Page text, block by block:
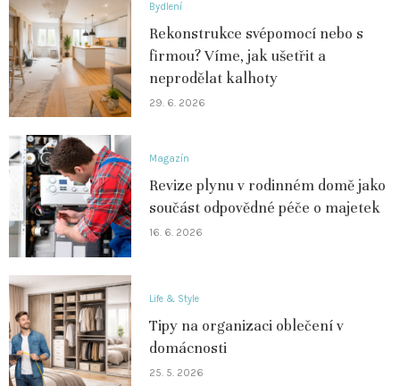
Bydlení
Rekonstrukce svépomocí nebo s
firmou? Víme, jak ušetřit a
neprodělat kalhoty
29. 6. 2026
Magazín
Revize plynu v rodinném domě jako
součást odpovědné péče o majetek
16. 6. 2026
Life & Style
Tipy na organizaci oblečení v
domácnosti
25. 5. 2026